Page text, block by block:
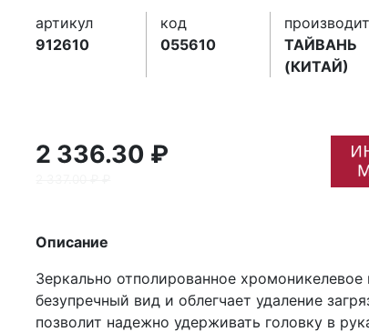
артикул
912610
код
055610
ТАЙВАНЬ
(КИТАЙ)
2 336.30 ₽
Описание
Зеркально отполированное
безупречный вид и облегчает удаление
позволит надежно удерживать головку в